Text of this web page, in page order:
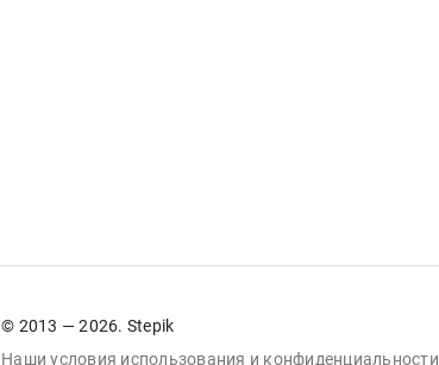
© 2013 — 2026. Stepik
Наши условия использования и конфиденциальности